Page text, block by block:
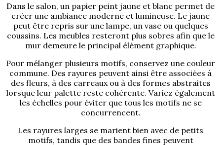
Dans le salon, un papier peint jaune et blanc permet de
créer une ambiance moderne et lumineuse. Le jaune
peut être repris sur une lampe, un vase ou quelques
coussins. Les meubles resteront plus sobres afin que le
mur demeure le principal élément graphique.
Pour mélanger plusieurs motifs, conservez une couleur
commune. Des rayures peuvent ainsi être associées à
des fleurs, à des carreaux ou à des formes abstraites
lorsque leur palette reste cohérente. Variez également
les échelles pour éviter que tous les motifs ne se
concurrencent.
Les rayures larges se marient bien avec de petits
motifs, tandis que des bandes fines peuvent